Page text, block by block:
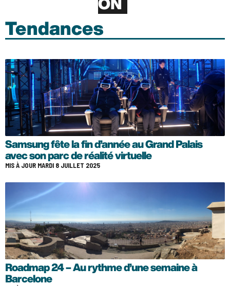
ON
Tendances
Samsung fête la fin d’année au Grand Palais
avec son parc de réalité virtuelle
MIS À JOUR MARDI 8 JUILLET 2025
Roadmap 24 – Au rythme d’une semaine à
Barcelone